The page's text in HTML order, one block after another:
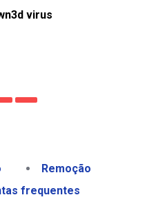
virus
Remoção
frequentes